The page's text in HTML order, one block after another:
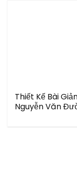
Thiết Kế Bài
Nguyễn Văn